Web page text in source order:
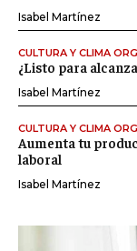
Isabel Martínez
CULTURA Y CLIMA
¿Listo para
Isabel Martínez
CULTURA Y CLIMA
Aumenta tu
laboral
Isabel Martínez